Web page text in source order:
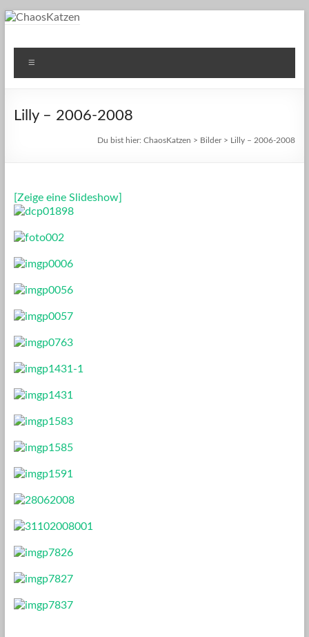
Zum
ChaosKatzen
Einblicke ins Leben unserer Katzen
Lilly – 2006-2008
Du bist hier:ChaosKatzen > Bilder> Lilly – 2006-2008
[Zeige eine Slideshow]